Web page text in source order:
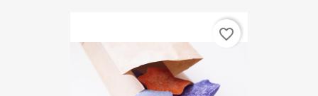
favorite_border